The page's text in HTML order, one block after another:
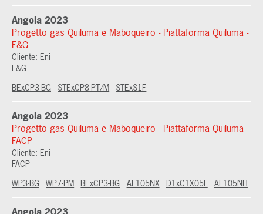
Angola 2023
Progetto gas Quiluma e Maboqueiro - Piattaforma Quiluma -
F&G
Cliente: Eni
F&G
BExCP3-BG
STExCP8-PT/M STExS1F
Angola 2023
Progetto gas Quiluma e Maboqueiro - Piattaforma Quiluma -
FACP
Cliente: Eni
FACP
WP3-BG WP7-PM BExCP3-BG AL105NX D1xC1X05F AL105NH